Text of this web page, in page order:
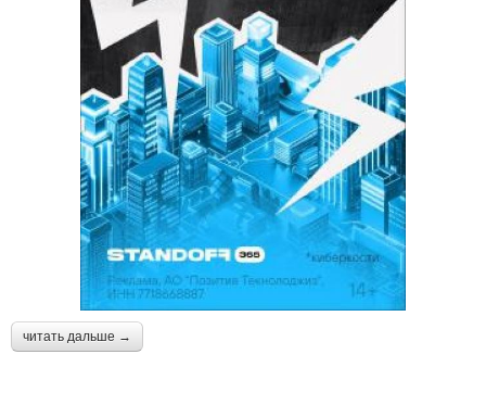
читать дальше →